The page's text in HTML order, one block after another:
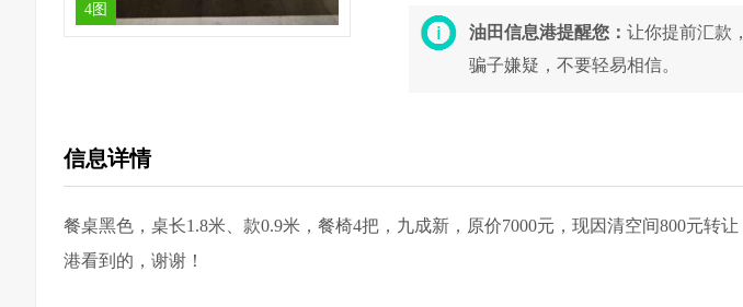
4图
油田信息港提醒您： 让你提前汇款
骗子嫌疑，不要轻易相信。
信息详情
餐桌黑色，桌长1.8米、款0.9米，餐椅4把，九成新，原价7000元，现因清空间800元转
港看到的，谢谢！